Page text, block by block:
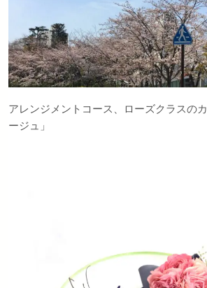
アレンジメントコース、ローズクラスの
ージュ」